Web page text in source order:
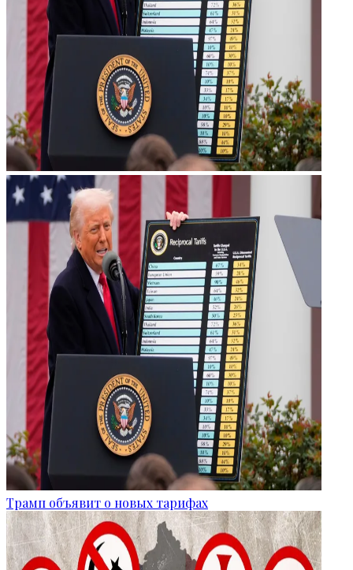
Трамп объявит о новых тарифах